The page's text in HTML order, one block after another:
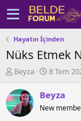
Hayatın İçinden
Nüks Etmek
K
n
u
y
Beyza
B
ş
a
8 Tem
Beyza
New